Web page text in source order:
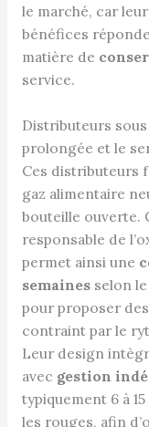
le marché, car
bénéfices
matière de
service.
Distributeurs
prolongée et le
Ces distributeurs
gaz alimentaire
bouteille ouverte.
responsable de
permet ainsi une
semainesselon le
pour proposer
contraint par le
Leur design
avec gestion
typiquement 6 à
les rouges, afin